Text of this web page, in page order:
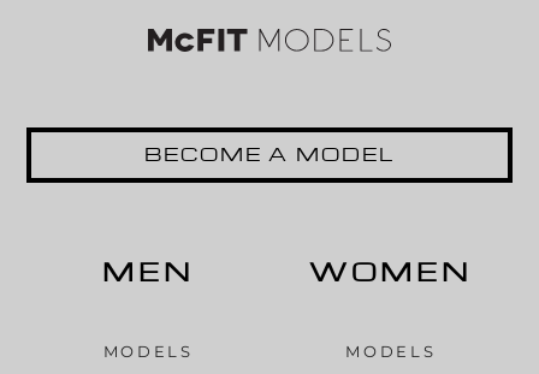
BECOME A MODEL
MEN
MODELS
WOMEN
MODELS